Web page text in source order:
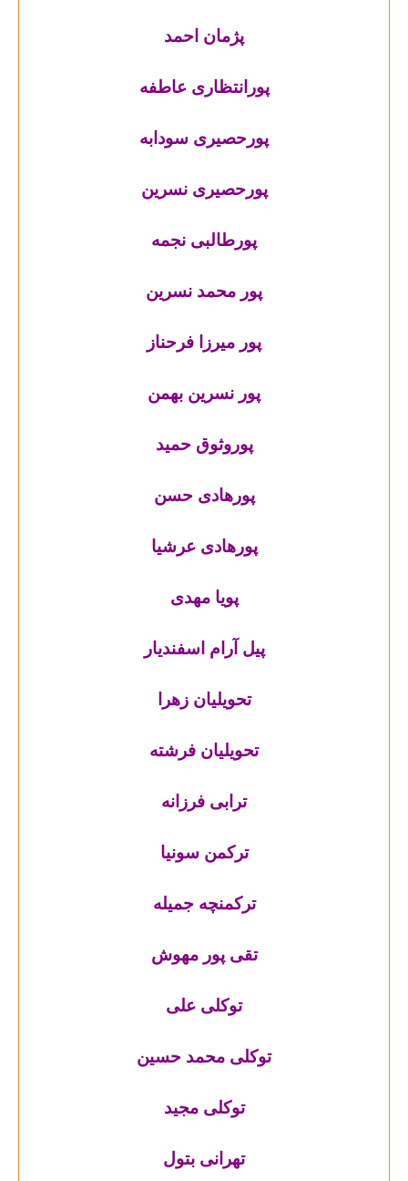
پژمان احمد
پورانتظاری عاطفه
پورحصیری سودابه
پورحصیری نسرین
پورطالبی نجمه
پور محمد نسرین
پور میرزا فرحناز
پور نسرین بهمن
پوروثوق حمید
پورهادی حسن
پورهادی عرشیا
پویا مهدی
پیل آرام اسفندیار
تحویلیان زهرا
تحویلیان فرشته
ترابی فرزانه
ترکمن سونیا
ترکمنچه جمیله
تقی پور مهوش
توکلی علی
توکلی محمد حسین
توکلی مجید
تهرانی بتول